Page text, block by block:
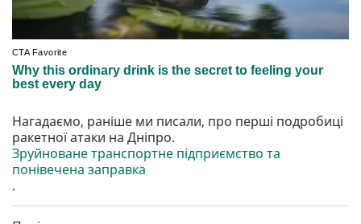
Нагадаємо, раніше ми писали, про перші подробиці
ракетної атаки на Дніпро.
Зруйноване транспортне підприємство та
понівечена заправка
.